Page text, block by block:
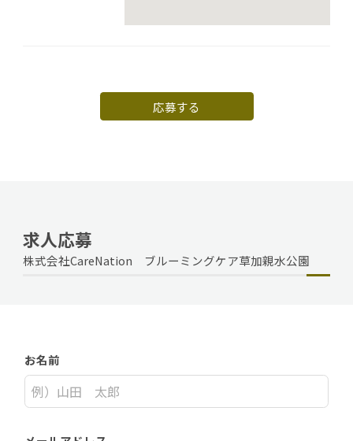
応募する
求人応募
株式会社CareNation ブルーミングケア草加親水公園
お名前